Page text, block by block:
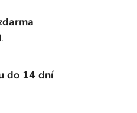
do 14 dní